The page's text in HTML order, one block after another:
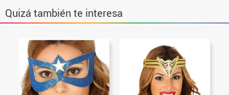
Quizá también te interesa